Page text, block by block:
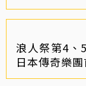
浪人祭第4、
日本傳奇樂